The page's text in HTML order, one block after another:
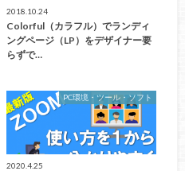
2018.10.24
Colorful（カラフル）でランディ
ングページ（LP）をデザイナー要
らずで…
PC環境・ツール・ソフト
2020.4.25